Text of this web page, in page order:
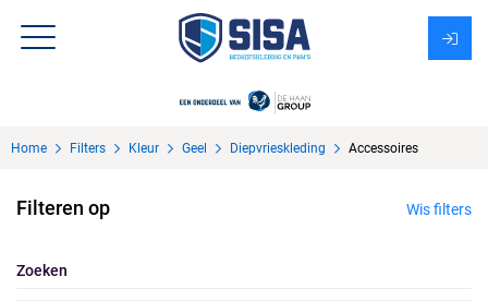
Over Sisa
KMS
Uitzendbureau?
Home Filters Kleur Geel Diepvrieskleding Accessoires
Filteren op Wis filters
Zoeken